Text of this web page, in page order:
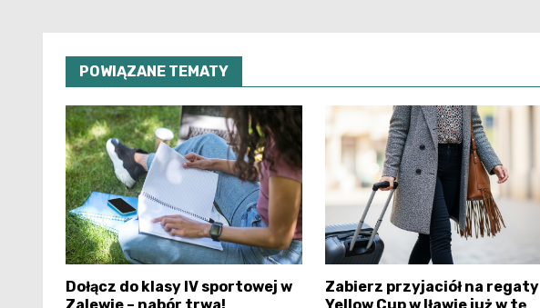
POWIĄZANE TEMATY
Dołącz do klasy IV sportowej w
Zabierz przyjaciół na regaty